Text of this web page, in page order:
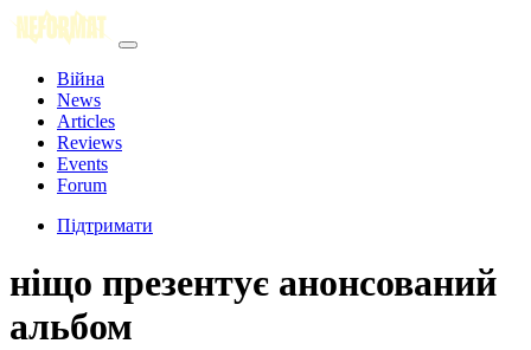
Війна
News
Articles
Reviews
Events
Forum
Підтримати
ніщо презентує анонсований
альбом